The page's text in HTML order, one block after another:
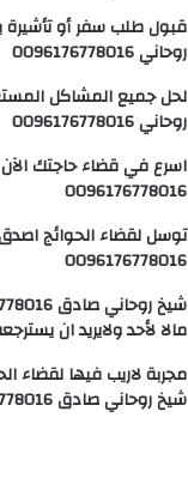
قبول طلب سفر أو
روحاني 0096176778016
لحل جميع المشاكل
روحاني 0096176778016
اسرع في قضاء حاجتك
0096176778016
توسل لقضاء الحوائج
0096176778016
مالا لأحد ولايريد ان
مجربة لاريب فيها لقضاء
شيخ روحاني صادق 0096176778016